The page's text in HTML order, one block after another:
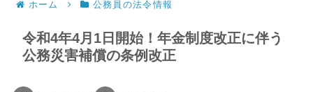
ホーム 公務員の法令情報
令和4年4月1日開始！年金制度改正に伴う
公務災害補償の条例改正